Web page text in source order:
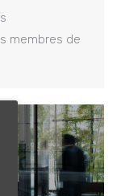
membres de